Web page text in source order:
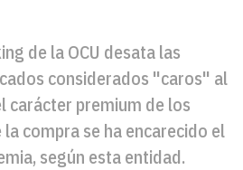
de la OCU desata las
considerados "caros" al
carácter premium de los
compra se ha encarecido el
según esta entidad.